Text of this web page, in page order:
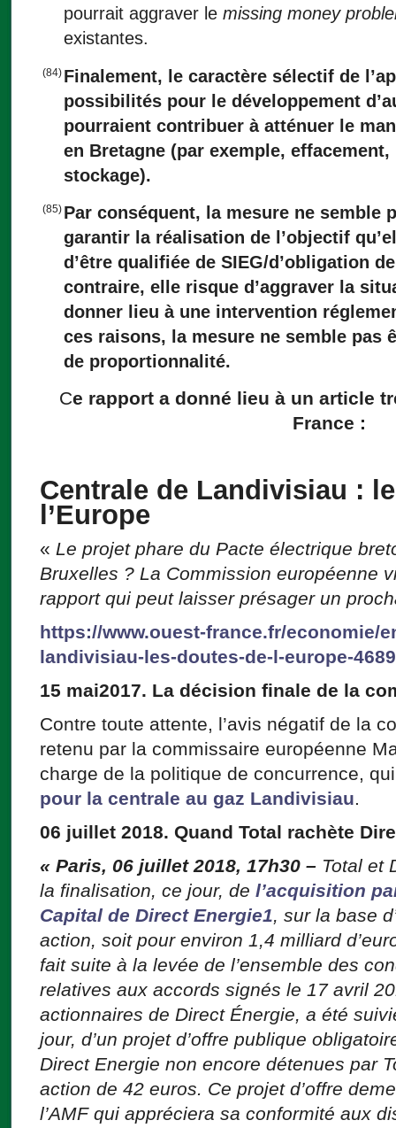
pourrait aggraver le missing money
existantes.
(84) Finalement, le caractère sélectif de
possibilités pour le développement
pourraient contribuer à atténuer le
en Bretagne (par exemple,
stockage).
(85) Par conséquent, la mesure ne semble
garantir la réalisation de l’objectif
d’être qualifiée de SIEG/d’obligation
contraire, elle risque d’aggraver la
donner lieu à une intervention
ces raisons, la mesure ne semble pas
de proportionnalité.
Ce rapport a donné lieu à un article
France :
Centrale de Landivisiau :
l’Europe
« Le projet phare du Pacte électrique
Bruxelles ? La Commission européenne
rapport qui peut laisser présager un
https://www.ouest-france.fr/economie/
landivisiau-les-doutes-de-l-europe-
15 mai2017. La décision finale de la
Contre toute attente, l’avis négatif de la
retenu par la commissaire européenne
charge de la politique de concurrence,
pour la centrale au gaz Landivisiau.
06 juillet 2018. Quand Total rachète
« Paris, 06 juillet 2018, 17h30 – Total et
la finalisation, ce jour, de l’acquisition
Capital de Direct Energie1, sur la base
action, soit pour environ 1,4 milliard
fait suite à la levée de l’ensemble des
relatives aux accords signés le 17 avril
actionnaires de Direct Énergie, a été
jour, d’un projet d’offre publique
Direct Energie non encore détenues par
action de 42 euros. Ce projet d’offre
l’AMF qui appréciera sa conformité aux